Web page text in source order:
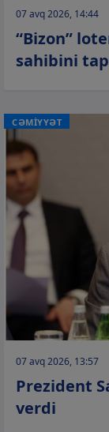
07 avq 2026, 14:44
“Bizon”
sahibini
CƏMİYYƏT
07 avq 2026, 13:57
Prezident
verdi